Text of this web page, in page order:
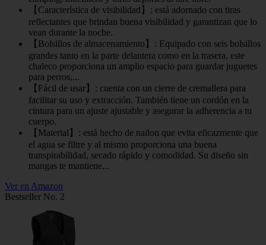
【Característica de visibilidad】: está adornado con tiras
reflectantes que brindan buena visibilidad y garantizan que lo
vean durante la noche.
【Bolsillos de almacenamiento】: Equipado con seis bolsillos
grandes tanto en la parte delantera como en la trasera, este
chaleco proporciona un amplio espacio para guardar juguetes
para perros,...
【Fácil de usar】: cuenta con un cierre de cremallera para
facilitar su uso y extracción. También tiene un cordón en la
cintura para un ajuste ajustable y asegurar la adherencia a tu
cuerpo.
【Material】: está hecho de nailon que evita eficazmente que
el agua se filtre y al mismo proporciona una buena
transpirabilidad, secado rápido y comodidad. Su diseño sin
mangas te mantiene...
Ver en Amazon
Bestseller No. 2